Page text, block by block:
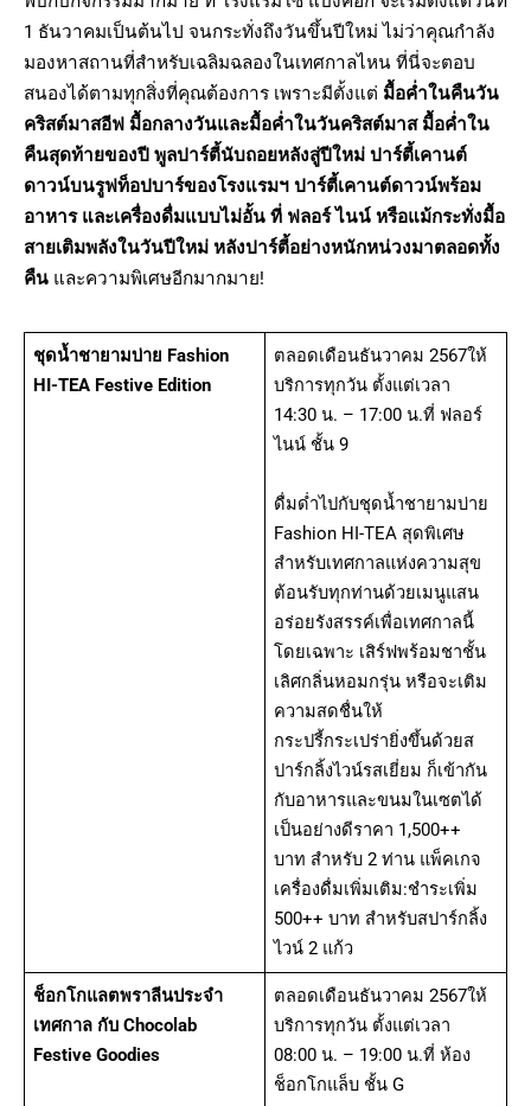
1 ธันวาคมเป็นต้นไป จนกระทั่งถึงวันขึ้นปีใหม่ ไม่ว่าคุณกำลัง
มองหาสถานที่สำหรับเฉลิมฉลองในเทศกาลไหน ที่นี่จะตอบ
สนองได้ตามทุกสิ่งที่คุณต้องการ เพราะมีตั้งแต่ มื้อค่ำในคืนวัน
คริสต์มาสอีฟ มื้อกลางวันและมื้อค่ำในวันคริสต์มาส มื้อค่ำใน
คืนสุดท้ายของปี พูลปาร์ตี้นับถอยหลังสู่ปีใหม่ ปาร์ตี้เคานต์
ดาวน์บนรูฟท็อปบาร์ของโรงแรมฯ ปาร์ตี้เคานต์ดาวน์พร้อม
อาหาร และเครื่องดื่มแบบไม่อั้น ที่ ฟลอร์ ไนน์ หรือแม้กระทั่งมื้อ
สายเติมพลังในวันปีใหม่ หลังปาร์ตี้อย่างหนักหน่วงมาตลอดทั้ง
คืน และความพิเศษอีกมากมาย!
ชุดน้ำชายามบ่าย Fashion
HI-TEA Festive Edition
ตลอดเดือนธันวาคม 2567ให้
บริการทุกวัน ตั้งแต่เวลา
14:30 น. – 17:00 น.ที่ ฟลอร์
ไนน์ ชั้น 9
ดื่มด่ำไปกับชุดน้ำชายามบ่าย
Fashion HI-TEA สุดพิเศษ
สำหรับเทศกาลแห่งความสุข
ต้อนรับทุกท่านด้วยเมนูแสน
อร่อยรังสรรค์เพื่อเทศกาลนี้
โดยเฉพาะ เสิร์ฟพร้อมชาชั้น
เลิศกลิ่นหอมกรุ่น หรือจะเติม
ความสดชื่นให้
กระปรี้กระเปร่ายิ่งขึ้นด้วยส
ปาร์กลิ้งไวน์รสเยี่ยม ก็เข้ากัน
กับอาหารและขนมในเซตได้
เป็นอย่างดีราคา 1,500++
บาท สำหรับ 2 ท่าน แพ็คเกจ
เครื่องดื่มเพิ่มเติม:ชำระเพิ่ม
500++ บาท สำหรับสปาร์กลิ้ง
ไวน์ 2 แก้ว
ช็อกโกแลตพราลีนประจำ
เทศกาล กับ Chocolab
Festive Goodies
ตลอดเดือนธันวาคม 2567ให้
บริการทุกวัน ตั้งแต่เวลา
08:00 น. – 19:00 น.ที่ ห้อง
ช็อกโกแล็บ ชั้น G